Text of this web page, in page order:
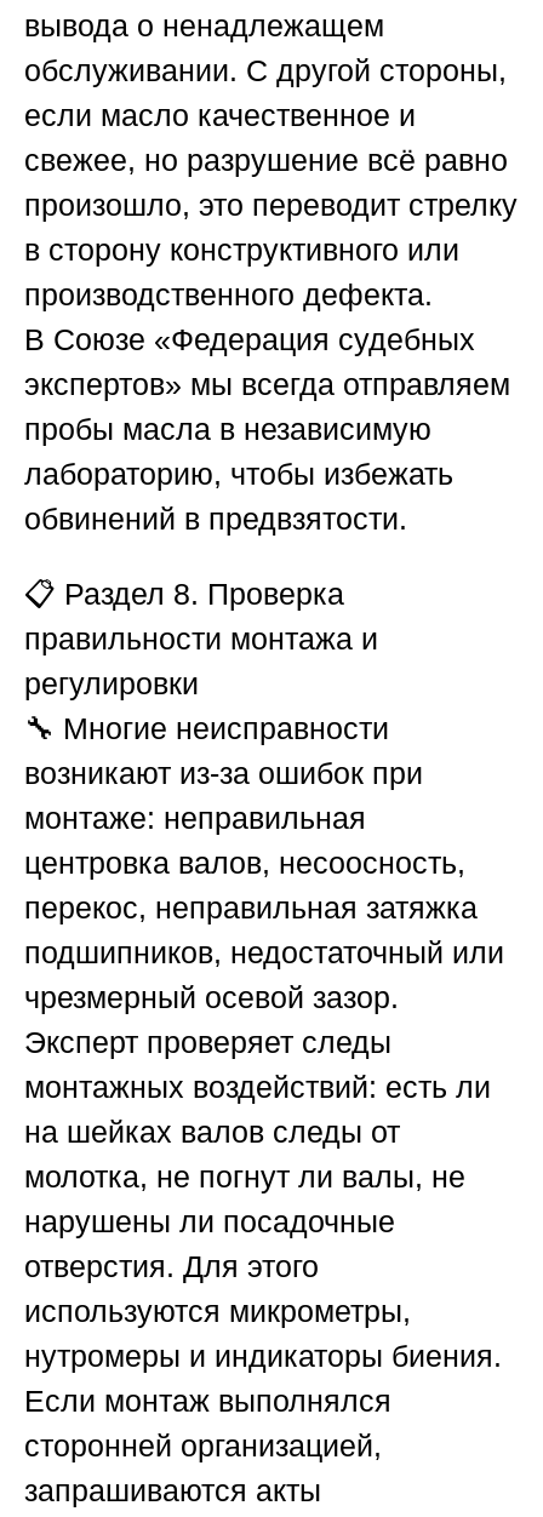
вывода о ненадлежащем
обслуживании. С другой стороны,
если масло качественное и
свежее, но разрушение всё равно
произошло, это переводит стрелку
в сторону конструктивного или
производственного дефекта.
В Союзе «Федерация судебных
экспертов» мы всегда отправляем
пробы масла в независимую
лабораторию, чтобы избежать
обвинений в предвзятости.
📋 Раздел 8. Проверка
правильности монтажа и
регулировки
🔧 Многие неисправности
возникают из-за ошибок при
монтаже: неправильная
центровка валов, несоосность,
перекос, неправильная затяжка
подшипников, недостаточный или
чрезмерный осевой зазор.
Эксперт проверяет следы
монтажных воздействий: есть ли
на шейках валов следы от
молотка, не погнут ли валы, не
нарушены ли посадочные
отверстия. Для этого
используются микрометры,
нутромеры и индикаторы биения.
Если монтаж выполнялся
сторонней организацией,
запрашиваются акты